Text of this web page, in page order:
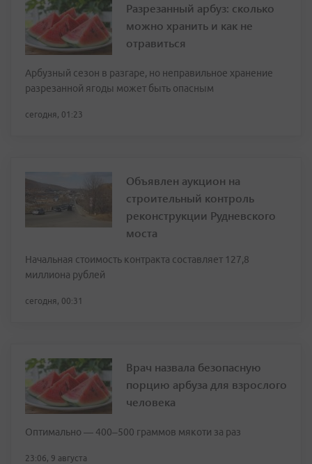
Разрезанный арбуз: сколько
можно хранить и как не
отравиться
Арбузный сезон в разгаре, но неправильное хранение
разрезанной ягоды может быть опасным
сегодня, 01:23
Объявлен аукцион на
строительный контроль
реконструкции Рудневского
моста
Начальная стоимость контракта составляет 127,8
миллиона рублей
сегодня, 00:31
Врач назвала безопасную
порцию арбуза для взрослого
человека
Оптимально — 400–500 граммов мякоти за раз
23:06, 9 августа